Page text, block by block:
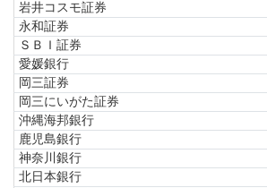
岩井コスモ証券
永和証券
ＳＢＩ証券
愛媛銀行
岡三証券
岡三にいがた証券
沖縄海邦銀行
鹿児島銀行
神奈川銀行
北日本銀行